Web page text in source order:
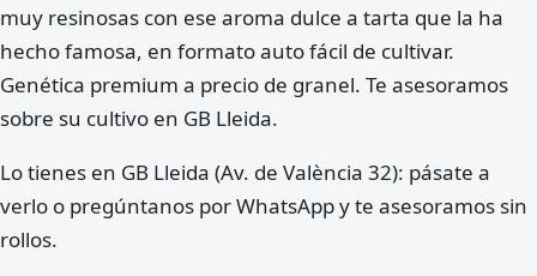
muy resinosas con ese aroma dulce a tarta que la ha
hecho famosa, en formato auto fácil de cultivar.
Genética premium a precio de granel. Te asesoramos
sobre su cultivo en GB Lleida.
Lo tienes en GB Lleida (Av. de València 32): pásate a
verlo o pregúntanos por WhatsApp y te asesoramos sin
rollos.